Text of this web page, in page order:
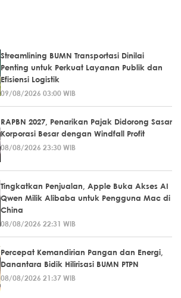
Streamlining BUMN Transportasi Dinilai
Penting untuk Perkuat Layanan Publik dan
Efisiensi Logistik
09/08/2026 03:00 WIB
RAPBN 2027, Penarikan Pajak Didorong Sasar
Korporasi Besar dengan Windfall Profit
08/08/2026 23:30 WIB
Tingkatkan Penjualan, Apple Buka Akses AI
Qwen Milik Alibaba untuk Pengguna Mac di
China
08/08/2026 22:31 WIB
Percepat Kemandirian Pangan dan Energi,
Danantara Bidik Hilirisasi BUMN PTPN
08/08/2026 21:37 WIB